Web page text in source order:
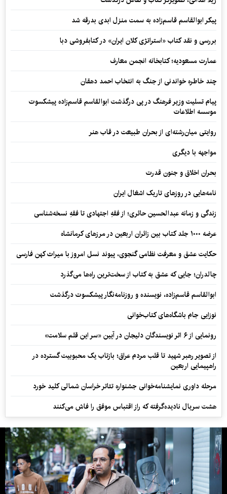
پیکر ابوالقاسم قاسم‌زاده به سمت منزل ابدی بدرقه شد
بررسی و نقد کتاب «استراتژی کلان ایران» در کتابفروشی دبا
عمارت مسعودیه؛ کتابخانه انجمن معارف
چند خاطره خواندنی از جنگ به انتخاب احمد دهقان
پیام تسلیت وزیر فرهنگ در پی درگذشت ابوالقاسم قاسم‌زاده پیشکسوت
موسسه اطلاعات
روایتی میان‌رشته‌ای از بحران طبیعت در قاب هنر
مواجهه با دیگری
بحران اخلاق و جنون قدرت
نامه‌هایی در روزهای تاریک اشغال ایران
زندگی و زمانه عبدالحسین حائری؛ از فقهِ اجتهادی تا فقهِ نسخه‌شناسی
عرضه ۱۰۰۰ جلد کتاب بین زائران اربعین در مرزهای کرمانشاه
حکایت عشق و معرفت نظامی گنجوی، پیوند نسل امروز با میراث کهن فارسی
چالدران؛ جایی که عشق به کتاب از سخت‌ترین راه‌ها می‌گذرد
ابوالقاسم قاسم‌زاده، نویسنده و روزنامه‌نگار پیشکسوت درگذشت
نوزایی جام باشگاه‌های کتاب‌خوانی
رونمایی از ۶ اثر نویسندگان دلیجان در آیین «سر این قلم سلامت»
از تصویر رهبر شهید تا قلب مردم عراق؛ بازتاب یک محبوبیت گسترده در
راهپیمایی اربعین
مرحله داوری نمایشنامه‌خوانی جشنواره تئاتر خراسان شمالی کلید خورد
هشت سریال نادیده‌گرفته که راز اقتباس موفق را فاش می‌کنند